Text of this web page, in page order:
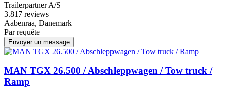
Trailerpartner A/S
3.817 reviews
Aabenraa, Danemark
Par requête
Envoyer un message
MAN TGX 26.500 / Abschleppwagen / Tow truck /
Ramp